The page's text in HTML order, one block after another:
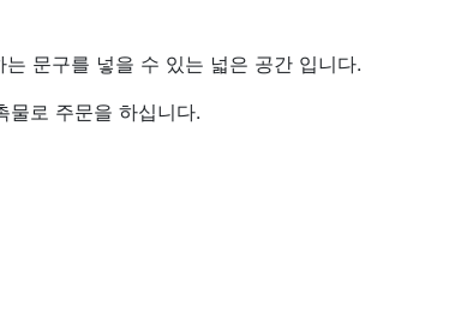
문구를 넣을 수 있는 넓은 공간 입니다.
물로 주문을 하십니다.